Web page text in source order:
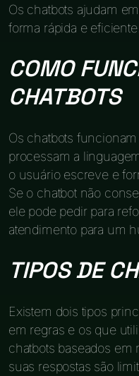
Os chatbots ajudam
forma rápida e eficiente.
COMO
CHATBOTS
Os chatbots
processam a
o usuário escreve e
Se o chatbot não
ele pode pedir para
atendimento para um
TIPOS DE
Existem dois tipos
em regras e os que
chatbots baseados
suas respostas são